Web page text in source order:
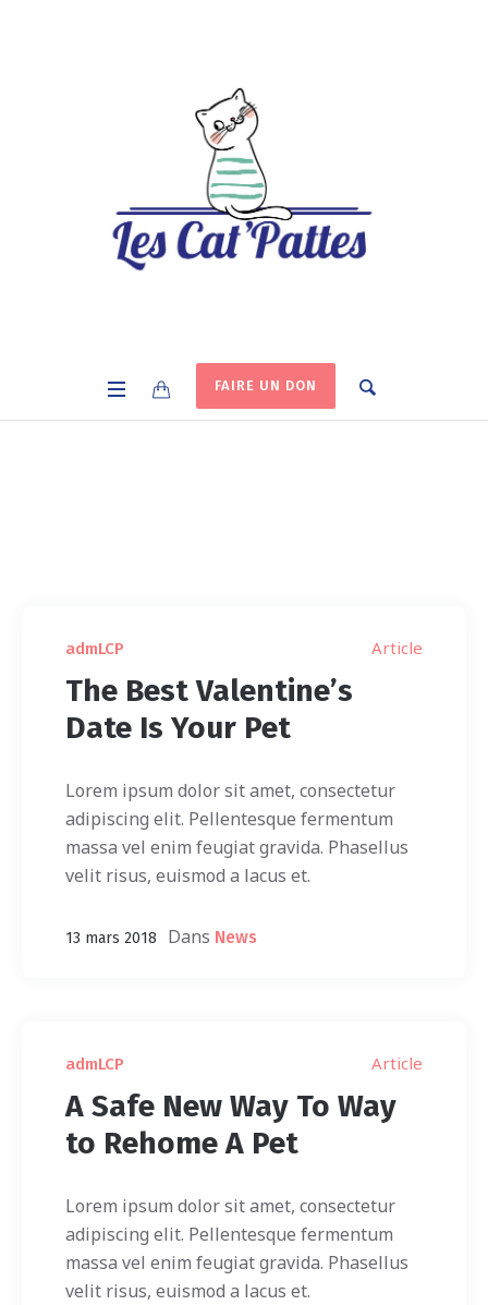
FAIRE UN DON
admLCP Article
The Best Valentine’s
Date Is Your Pet
Lorem ipsum dolor sit amet, consectetur
adipiscing elit. Pellentesque fermentum
massa vel enim feugiat gravida. Phasellus
velit risus, euismod a lacus et.
13 mars 2018 Dans News
admLCP Article
A Safe New Way To Way
to Rehome A Pet
Lorem ipsum dolor sit amet, consectetur
adipiscing elit. Pellentesque fermentum
massa vel enim feugiat gravida. Phasellus
velit risus, euismod a lacus et.